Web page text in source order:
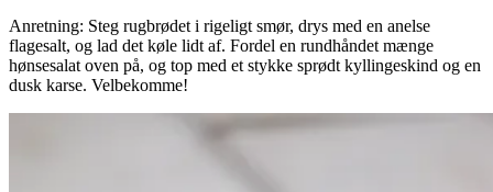
Anretning: Steg rugbrødet i rigeligt smør, drys med en anelse
flagesalt, og lad det køle lidt af. Fordel en rundhåndet mænge
hønsesalat oven på, og top med et stykke sprødt kyllingeskind og en
dusk karse. Velbekomme!